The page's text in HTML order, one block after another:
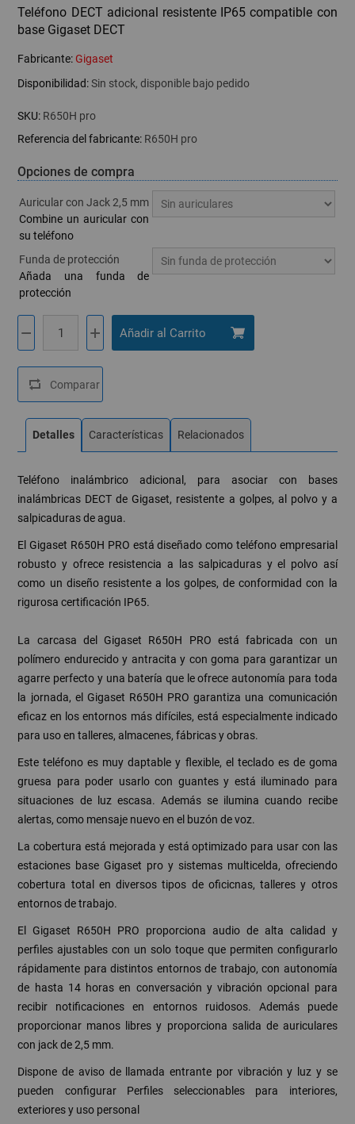
Teléfono DECT adicional resistente IP65 compatible con
base Gigaset DECT
Fabricante: Gigaset
Disponibilidad: Sin stock, disponible bajo pedido
SKU: R650H pro
Referencia del fabricante: R650H pro
Opciones de compra
Auricular con Jack 2,5 mm
Combine un auricular con
su teléfono
Funda de protección
Añada una funda de
protección
Detalles Características Relacionados
Teléfono inalámbrico adicional, para asociar con bases
inalámbricas DECT de Gigaset, resistente a golpes, al polvo y a
salpicaduras de agua.
El Gigaset R650H PRO está diseñado como teléfono empresarial
robusto y ofrece resistencia a las salpicaduras y el polvo así
como un diseño resistente a los golpes, de conformidad con la
rigurosa certificación IP65.
La carcasa del Gigaset R650H PRO está fabricada con un
polímero endurecido y antracita y con goma para garantizar un
agarre perfecto y una batería que le ofrece autonomía para toda
la jornada, el Gigaset R650H PRO garantiza una comunicación
eficaz en los entornos más difíciles, está especialmente indicado
para uso en talleres, almacenes, fábricas y obras.
Este teléfono es muy daptable y flexible, el teclado es de goma
gruesa para poder usarlo con guantes y está iluminado para
situaciones de luz escasa. Además se ilumina cuando recibe
alertas, como mensaje nuevo en el buzón de voz.
La cobertura está mejorada y está optimizado para usar con las
estaciones base Gigaset pro y sistemas multicelda, ofreciendo
cobertura total en diversos tipos de oficicnas, talleres y otros
entornos de trabajo.
El Gigaset R650H PRO proporciona audio de alta calidad y
perfiles ajustables con un solo toque que permiten configurarlo
rápidamente para distintos entornos de trabajo, con autonomía
de hasta 14 horas en conversación y vibración opcional para
recibir notificaciones en entornos ruidosos. Además puede
proporcionar manos libres y proporciona salida de auriculares
con jack de 2,5 mm.
Dispone de aviso de llamada entrante por vibración y luz y se
pueden configurar Perfiles seleccionables para interiores,
exteriores y uso personal